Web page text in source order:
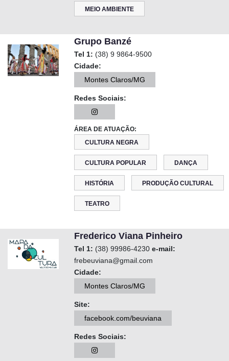
MEIO AMBIENTE
Grupo Banzé
Tel 1: (38) 9 9864-9500
Cidade:
Montes Claros/MG
Redes Sociais:
ÁREA DE ATUAÇÃO:
CULTURA NEGRA
CULTURA POPULAR DANÇA
HISTÓRIA PRODUÇÃO CULTURAL
TEATRO
Frederico Viana Pinheiro
Tel 1: (38) 99986-4230 e-mail:
frebeuviana@gmail.com
Cidade:
Montes Claros/MG
Site:
facebook.com/beuviana
Redes Sociais: